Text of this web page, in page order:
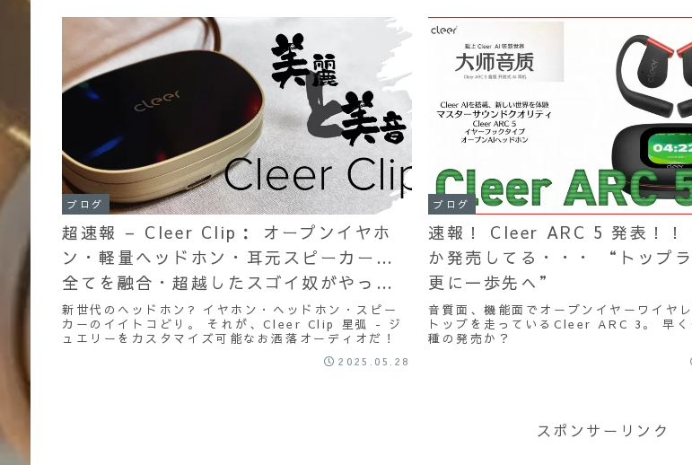
ブログ
超速報 – Cleer Clip： オープンイヤホ
ン・軽量ヘッドホン・耳元スピーカー…
全てを融合・超越したスゴイ奴がやって
きた。 カスタマイズができるお洒落ヘッ
ドホンを、日本最速クラスで実機レビュ
新世代のヘッドホン? イヤホン・ヘッドホン・スピー
カーのイイトコどり。 それが、Cleer Clip 星弧 - ジ
ュエリーをカスタマイズ可能なお洒落オーディオだ！
2025.05.28
ブログ
速報！ Cleer ARC 5 発表！！
か発売してる・・・ “トップ
更に一歩先へ”
音質面、機能面でオープンイヤーワイヤ
トップを走っているCleer ARC 3。 早く
種の発売か？
スポンサーリンク